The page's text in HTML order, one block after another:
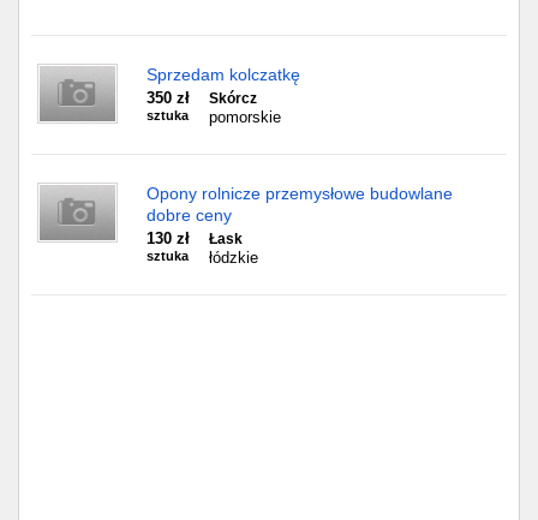
Sprzedam kolczatkę
350 zł
sztuka
Skórcz
pomorskie
Opony rolnicze przemysłowe budowlane
dobre ceny
130 zł
sztuka
Łask
łódzkie
Częstochowa
Olsztyn